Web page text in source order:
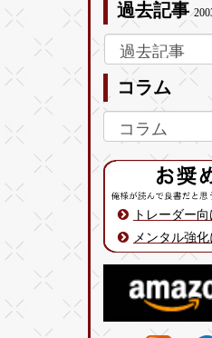
過去記事
コラム
トレーダー
メンタル強